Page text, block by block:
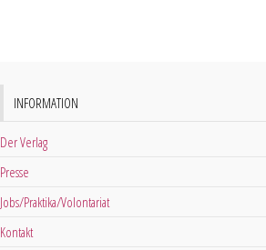
INFORMATION
Der Verlag
Presse
Jobs/Praktika/Volontariat
Kontakt